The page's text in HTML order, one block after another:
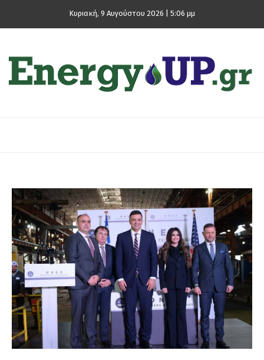
Κυριακή, 9 Αυγούστου 2026 | 5:06 μμ